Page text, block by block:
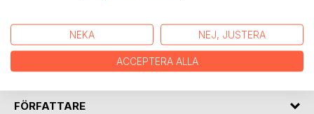
fotfästet och hjärtat att slå dubbelslag, om möten och
händelser som får livet att ändra riktning. Det är inte alltid
det känns så, men livet fortsätter även då. Dessutom är det
oväntade inte alltid så illa som vi föreställt oss. Tvärtom.
FÖRFATTARE
NEKA NEJ, JUSTERA
ACCEPTERA ALLA